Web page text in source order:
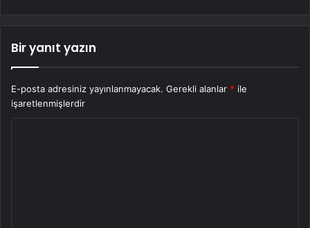
Bir yanıt yazın
E-posta adresiniz yayınlanmayacak. Gerekli alanlar * ile
işaretlenmişlerdir